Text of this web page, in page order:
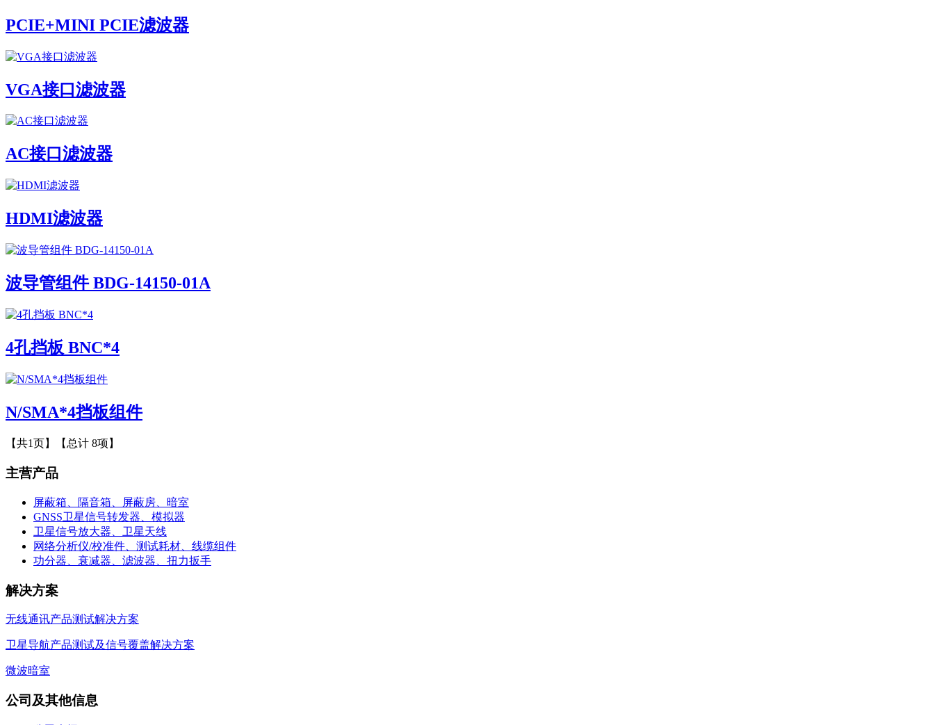
PCIE+MINI PCIE滤波器
VGA接口滤波器
AC接口滤波器
HDMI滤波器
波导管组件 BDG-14150-01A
4孔挡板 BNC*4
N/SMA*4挡板组件
【共1页】【总计 8项】
主营产品
屏蔽箱、隔音箱、屏蔽房、暗室
GNSS卫星信号转发器、模拟器
卫星信号放大器、卫星天线
网络分析仪/校准件、测试耗材、线缆组件
功分器、衰减器、滤波器、扭力扳手
解决方案
无线通讯产品测试解决方案
卫星导航产品测试及信号覆盖解决方案
微波暗室
公司及其他信息